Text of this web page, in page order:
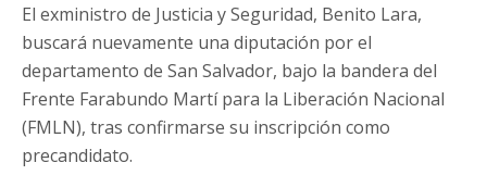
El exministro de Justicia y Seguridad, Benito Lara,
buscará nuevamente una diputación por el
departamento de San Salvador, bajo la bandera del
Frente Farabundo Martí para la Liberación Nacional
(FMLN), tras confirmarse su inscripción como
precandidato.